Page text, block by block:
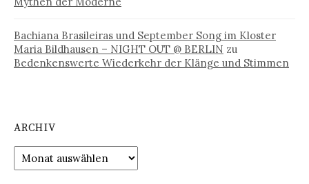
Bachiana Brasileiras und September Song im Kloster
Maria Bildhausen – NIGHT OUT @ BERLIN zu
Bedenkenswerte Wiederkehr der Klänge und Stimmen
ARCHIV
Archiv